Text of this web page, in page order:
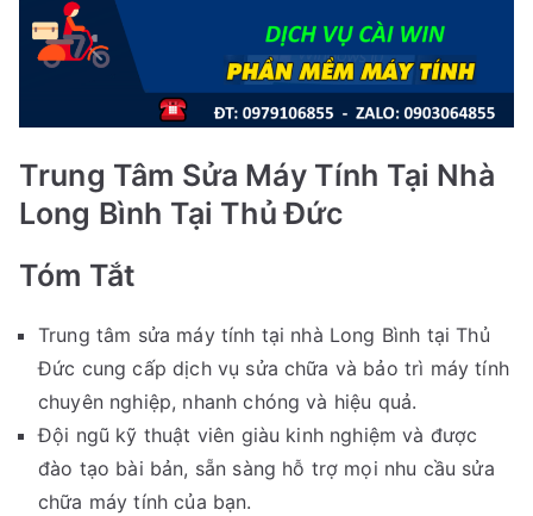
Trung Tâm Sửa Máy Tính Tại Nhà
Long Bình Tại Thủ Đức
Tóm Tắt
Trung tâm sửa máy tính tại nhà Long Bình tại Thủ
Đức cung cấp dịch vụ sửa chữa và bảo trì máy tính
chuyên nghiệp, nhanh chóng và hiệu quả.
Đội ngũ kỹ thuật viên giàu kinh nghiệm và được
đào tạo bài bản, sẵn sàng hỗ trợ mọi nhu cầu sửa
chữa máy tính của bạn.